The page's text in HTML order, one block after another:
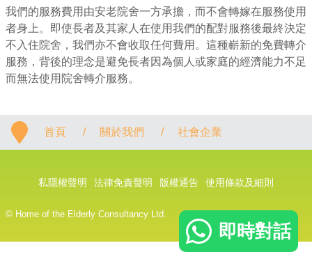
我們的服務費用由安老院舍一方承擔，而不會轉嫁在服務使用
者身上。即使長者及其家人在使用我們的配對服務後最終決定
不入住院舍，我們亦不會收取任何費用。這種嶄新的免費轉介
服務，背後的理念是避免長者因為個人或家庭的經濟能力不足
而無法使用院舍轉介服務。
首頁 / 關於我們 / 社會企業
私隱權聲明 法律免責聲明 版權通告 使用條款及細則
© Home of the Elderly Consultancy Ltd.
即時對話